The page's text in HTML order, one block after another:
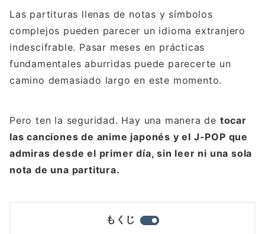
Las partituras llenas de notas y símbolos
complejos pueden parecer un idioma extranjero
indescifrable. Pasar meses en prácticas
fundamentales aburridas puede parecerte un
camino demasiado largo en este momento.
Pero ten la seguridad. Hay una manera de tocar
las canciones de anime japonés y el J-POP que
admiras desde el primer día, sin leer ni una sola
nota de una partitura.
もくじ